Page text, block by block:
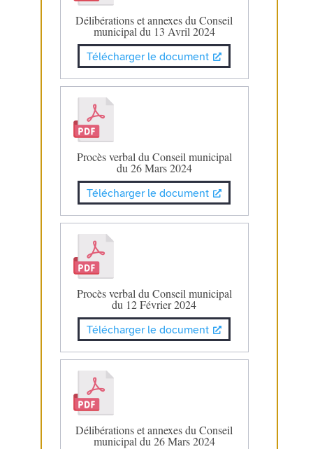
Délibérations et annexes du Conseil
municipal du 13 Avril 2024
Télécharger le document
Procès verbal du Conseil municipal
du 26 Mars 2024
Télécharger le document
Procès verbal du Conseil municipal
du 12 Février 2024
Télécharger le document
Délibérations et annexes du Conseil
municipal du 26 Mars 2024